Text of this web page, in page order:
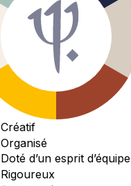
Créatif
Organisé
Doté d’un esprit d’équipe
Rigoureux